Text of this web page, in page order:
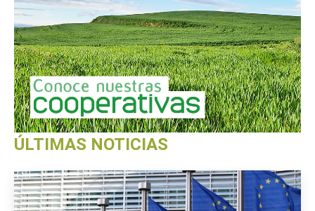
ÚLTIMAS NOTICIAS